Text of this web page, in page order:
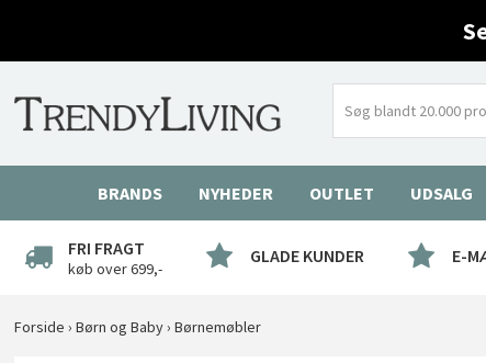
BRANDS NYHEDER OUTLET UDSALG
FRI FRAGT
køb over 699,-
GLADE KUNDER E-
Forside ›Børn og Baby›Børnemøbler